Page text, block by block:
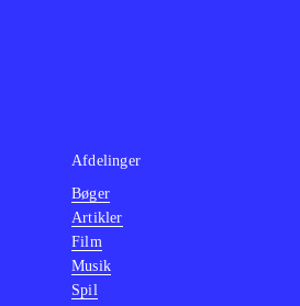
Afdelinger
Bøger
Artikler
Film
Musik
Spil